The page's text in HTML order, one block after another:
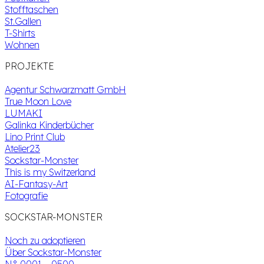
Stofftaschen
St.Gallen
T-Shirts
Wohnen
PROJEKTE
Agentur Schwarzmatt GmbH
True Moon Love
LUMAKI
Galinka Kinderbücher
Lino Print Club
Atelier23
Sockstar-Monster
This is my Switzerland
AI-Fantasy-Art
Fotografie
SOCKSTAR-MONSTER
Noch zu adoptieren
Über Sockstar-Monster